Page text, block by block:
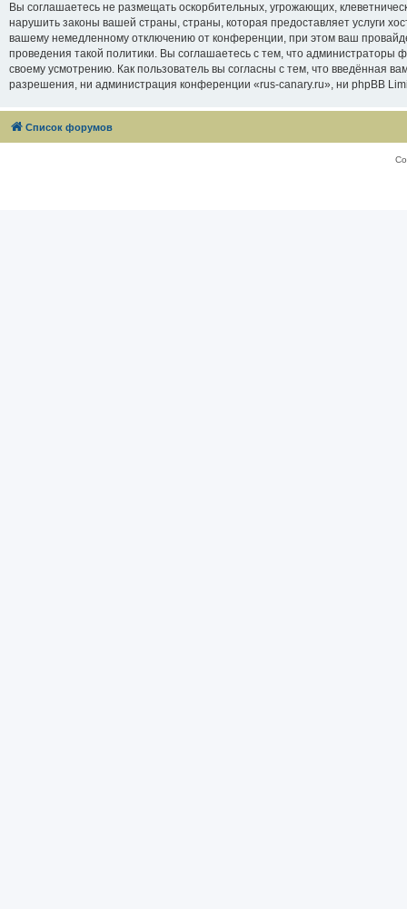
Вы соглашаетесь не размещать оскорбительных, угрожающих,
нарушить законы вашей страны, страны, которая предоставляет услуги
вашему немедленному отключению от конференции, при этом ваш
проведения такой политики. Вы соглашаетесь с тем, что
своему усмотрению. Как пользователь вы согласны с тем, что введённая
разрешения, ни администрация конференции «rus-canary.ru», ни phpBB
Список форумов